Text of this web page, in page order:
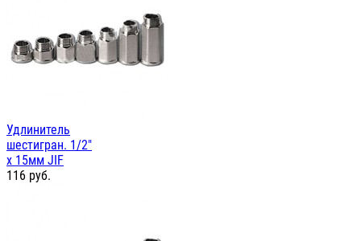
Удлинитель
шестигран. 1/2"
х 15мм JIF
116 руб.